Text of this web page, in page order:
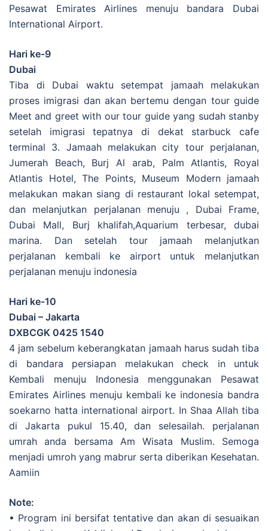
Pesawat Emirates Airlines menuju bandara Dubai
International Airport.
Hari ke-9
Dubai
Tiba di Dubai waktu setempat jamaah melakukan
proses imigrasi dan akan bertemu dengan tour guide
Meet and greet with our tour guide yang sudah stanby
setelah imigrasi tepatnya di dekat starbuck cafe
terminal 3. Jamaah melakukan city tour perjalanan,
Jumerah Beach, Burj Al arab, Palm Atlantis, Royal
Atlantis Hotel, The Points, Museum Modern jamaah
melakukan makan siang di restaurant lokal setempat,
dan melanjutkan perjalanan menuju , Dubai Frame,
Dubai Mall, Burj khalifah,Aquarium terbesar, dubai
marina. Dan setelah tour jamaah melanjutkan
perjalanan kembali ke airport untuk melanjutkan
perjalanan menuju indonesia
Hari ke-10
Dubai – Jakarta
DXBCGK 0425 1540
4 jam sebelum keberangkatan jamaah harus sudah tiba
di bandara persiapan melakukan check in untuk
Kembali menuju Indonesia menggunakan Pesawat
Emirates Airlines menuju kembali ke indonesia bandra
soekarno hatta international airport. In Shaa Allah tiba
di Jakarta pukul 15.40, dan selesailah. perjalanan
umrah anda bersama Am Wisata Muslim. Semoga
menjadi umroh yang mabrur serta diberikan Kesehatan.
Aamiin
Note:
• Program ini bersifat tentative dan akan di sesuaikan